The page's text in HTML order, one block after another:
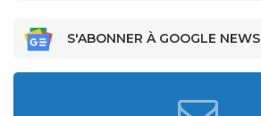
S'ABONNER À GOOGLE NEWS